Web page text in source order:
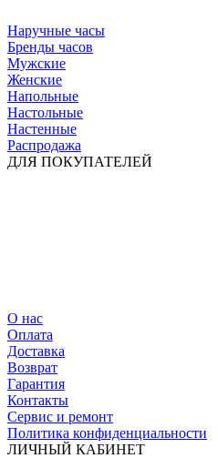
Наручные часы
Бренды часов
Мужские
Женские
Напольные
Настольные
Настенные
Распродажа
ДЛЯ ПОКУПАТЕЛЕЙ
О нас
Оплата
Доставка
Возврат
Гарантия
Контакты
Сервис и ремонт
Политика конфиденциальности
ЛИЧНЫЙ КАБИНЕТ